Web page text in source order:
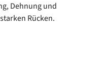
Dehnung und
Rücken.